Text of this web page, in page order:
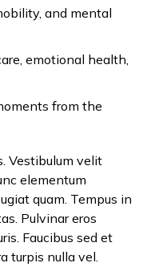
and mental
emotional health,
from the
Vestibulum velit
elementum
quam. Tempus in
Pulvinar eros
Faucibus sed et
turpis nulla vel.